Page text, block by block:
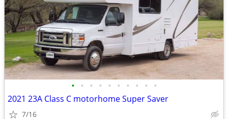
• • • • • • • • • •
2021 23A Class C motorhome Super Saver
7/16